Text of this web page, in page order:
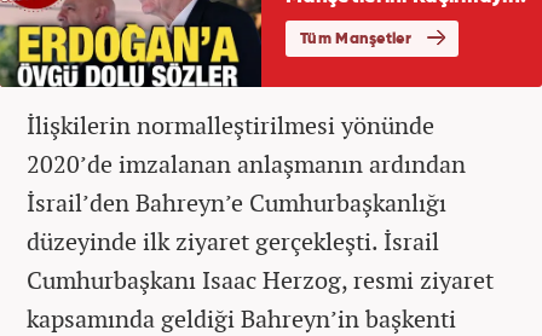
İlişkilerin normalleştirilmesi yönünde
2020’de imzalanan anlaşmanın ardından
İsrail’den Bahreyn’e Cumhurbaşkanlığı
düzeyinde ilk ziyaret gerçekleşti. İsrail
Cumhurbaşkanı Isaac Herzog, resmi ziyaret
kapsamında geldiği Bahreyn’in başkenti